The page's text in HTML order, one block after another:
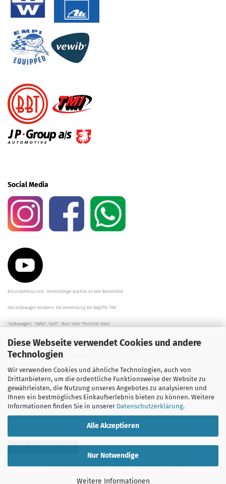
Diese Webseite verwendet Cookies und andere
Technologien
Wir verwenden Cookies und ähnliche Technologien, auch von
Drittanbietern, um die ordentliche Funktionsweise der Website zu
gewährleisten, die Nutzung unseres Angebotes zu analysieren und
Ihnen ein bestmögliches Einkaufserlebnis bieten zu können. Weitere
Informationen finden Sie in unserer Datenschutzerklärung.
Alle Akzeptieren
Nur Notwendige
Weitere Informationen
Social Media
Aircooledshop.com , Hintersberger Joachim ist kein Bestandteil
des Volkswagen Konzerns. Die Verwendung der Begriffe "VW",
"Volkswagen", "Käfer", "Golf", "Bus" oder "Porsche" dient
der Beschreibung der Teile und stellt in keinem Fall eine direkte
Verbindung zu dem Unternehmen "Volkswagen" her/da.
Die Beschreibungen, Zeichnungen und Angaben zur
Verwendung sind sorgfältig überprüft worden.
Vertrag widerrufen